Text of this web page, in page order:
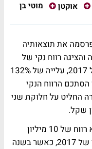
אוקטן
מוטי בן
את תוצאותיה
והציגה רווח נקי של
כ-35 מיליון שקל ברבעון הרביעי של 2017, עלייה של 132%
הרווח הנקי
החליט על חלוקת שני
הסיפור המעניין בדו"חות החברה הוא רווח של 10 מיליון
שקל מנייר ערך בודד ברבעון הרביעי של 2017, כאשר בשנה